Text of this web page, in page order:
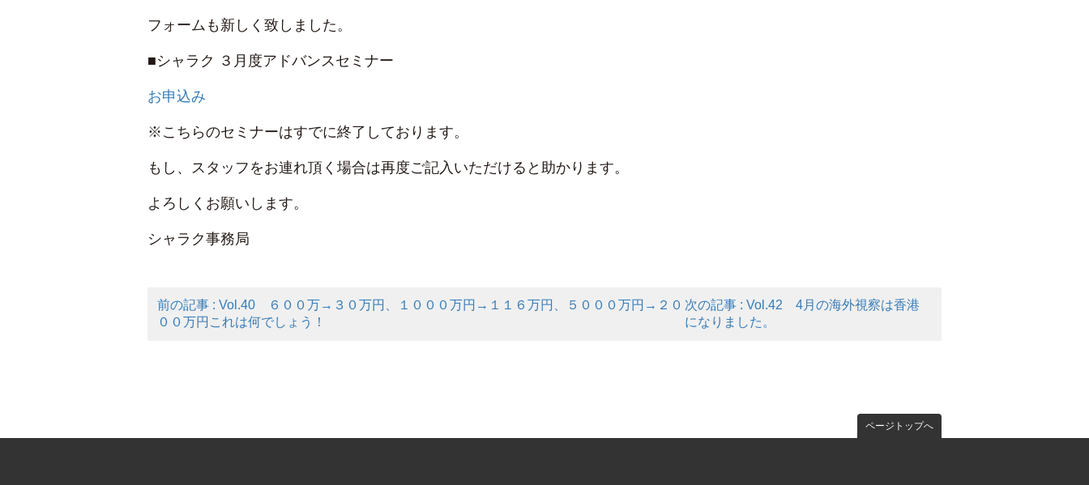
フォームも新しく致しました。
■シャラク ３月度アドバンスセミナー
お申込み
※こちらのセミナーはすでに終了しております。
もし、スタッフをお連れ頂く場合は再度ご記入いただけると助かります。
よろしくお願いします。
シャラク事務局
前の記事 : Vol.40 ６００万→３０万円、１０００万円→１１６万円、５０００万円→２０
００万円これは何でしょう！
次の記事 : Vol.42 4月の海外視察は香港
になりました。
ページトップへ